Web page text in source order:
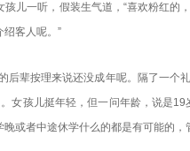
儿一听，假装生气道，“喜欢粉红的
客人呢。”
辈按理来说还没成年呢。隔了一个
女孩儿挺年轻，但一问年龄，说是
或者中途休学什么的都是有可能的，